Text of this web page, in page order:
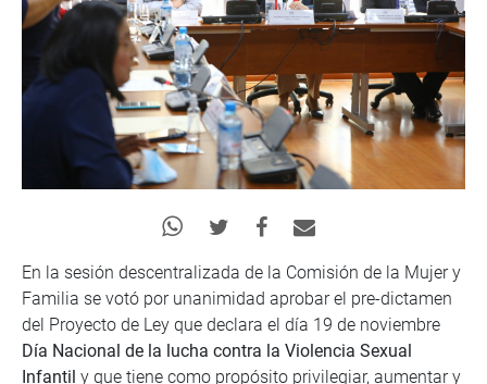
En la sesión descentralizada de la Comisión de la Mujer y
Familia se votó por unanimidad aprobar el pre-dictamen
del Proyecto de Ley que declara el día 19 de noviembre
Día Nacional de la lucha contra la Violencia Sexual
Infantil y que tiene como propósito privilegiar, aumentar y